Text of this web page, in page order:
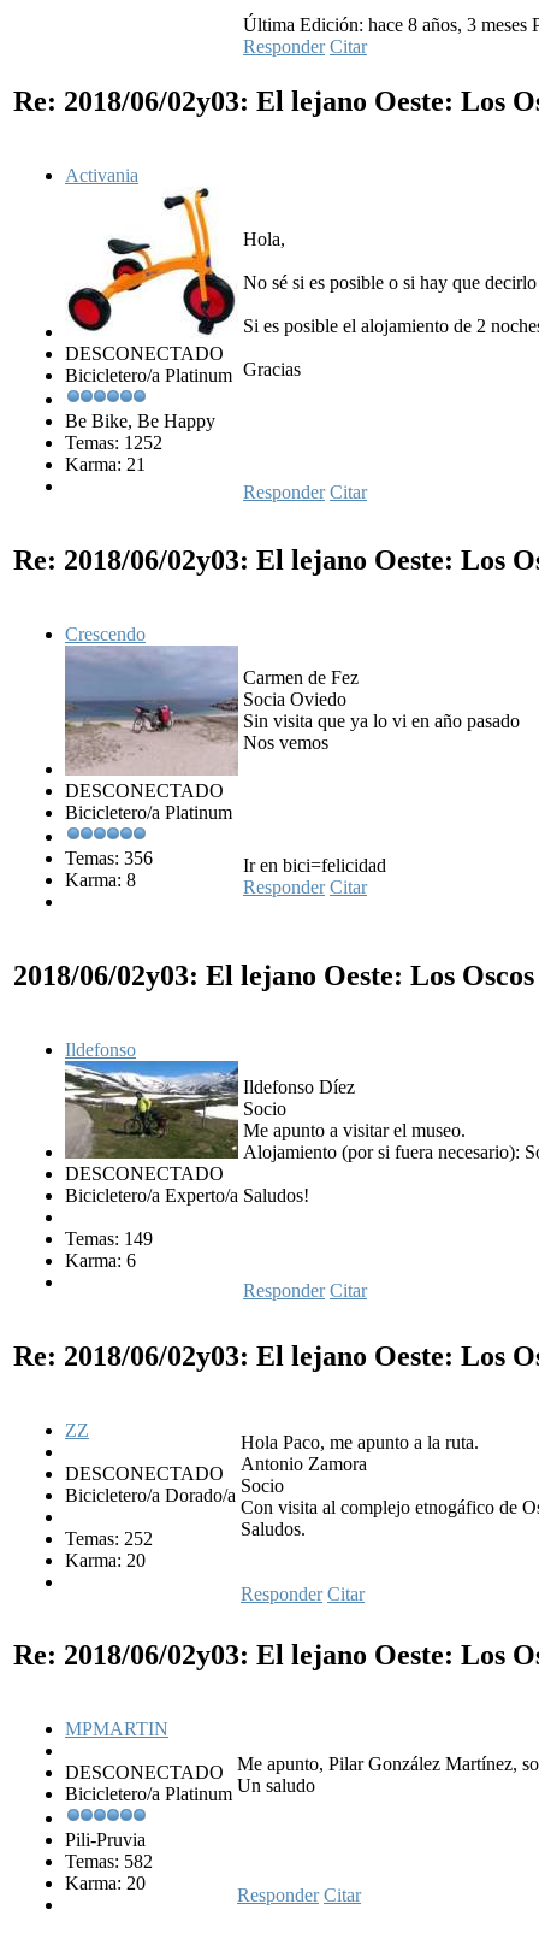
Última Edición: hace 8 años, 3 meses
Responder Citar
Re: 2018/06/02y03: El lejano Oeste: Los
Activania
DESCONECTADO
Bicicletero/a Platinum
Be Bike, Be Happy
Temas: 1252
Karma: 21
Hola,
No sé si es posible o si hay que
Si es posible el alojamiento de 2
Gracias
Responder Citar
Re: 2018/06/02y03: El lejano Oeste: Los
Crescendo
DESCONECTADO
Bicicletero/a Platinum
Temas: 356
Karma: 8
Carmen de Fez
Socia Oviedo
Sin visita que ya lo vi en año pasado
Nos vemos
Ir en bici=felicidad
Responder Citar
2018/06/02y03: El lejano Oeste: Los
Ildefonso
DESCONECTADO
Bicicletero/a Experto/a
Temas: 149
Karma: 6
Ildefonso Díez
Socio
Me apunto a visitar el museo.
Alojamiento (por si fuera necesario):
Saludos!
Responder Citar
Re: 2018/06/02y03: El lejano Oeste: Los
ZZ
DESCONECTADO
Bicicletero/a Dorado/a
Temas: 252
Karma: 20
Hola Paco, me apunto a la ruta.
Antonio Zamora
Socio
Con visita al complejo etnogáfico de
Saludos.
Responder Citar
Re: 2018/06/02y03: El lejano Oeste: Los
MPMARTIN
DESCONECTADO
Bicicletero/a Platinum
Pili-Pruvia
Temas: 582
Karma: 20
Me apunto, Pilar González Martínez,
Un saludo
Responder Citar